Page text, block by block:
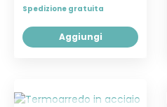
Spedizione gratuita
Aggiungi